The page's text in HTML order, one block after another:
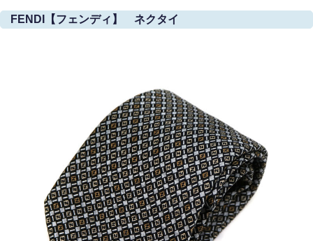
FENDI【フェンディ】 ネクタイ